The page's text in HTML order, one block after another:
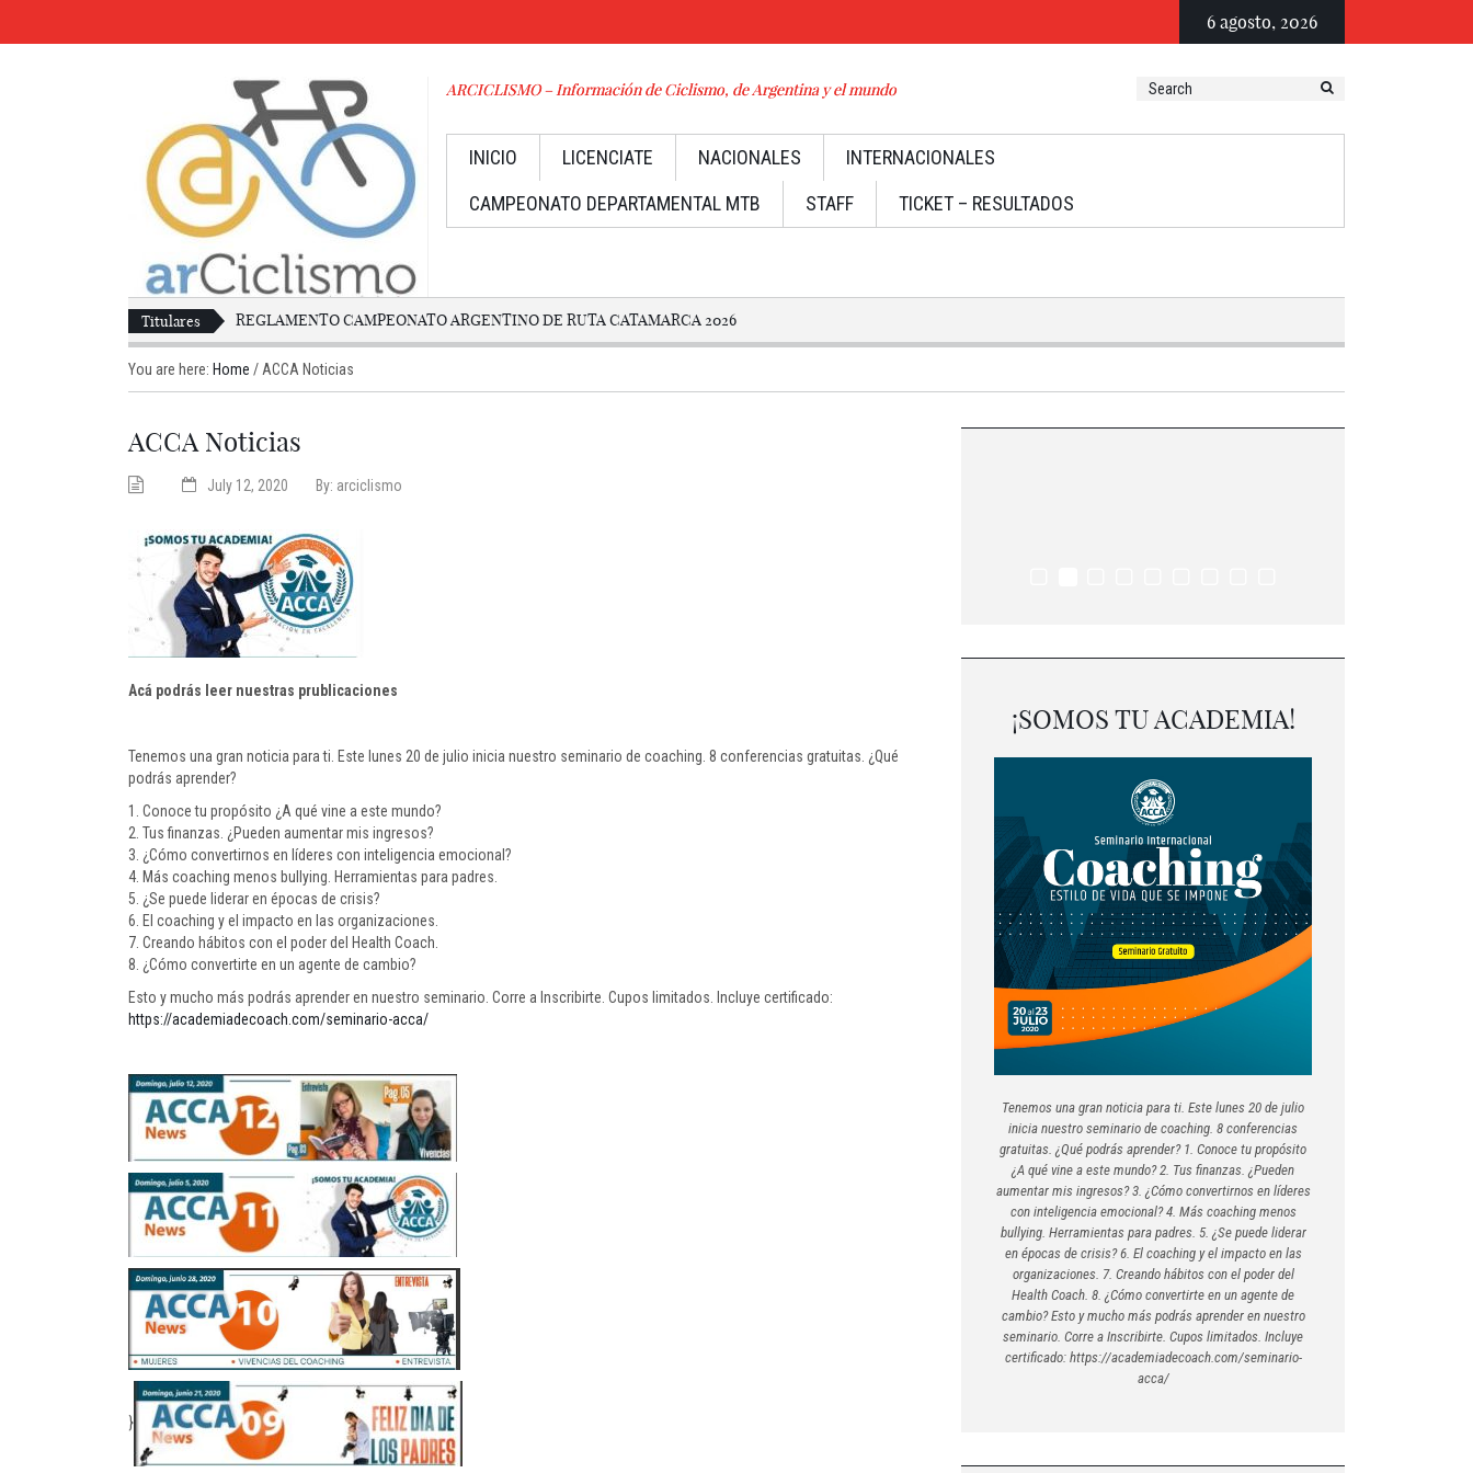
6 agosto, 2026
ARCICLISMO – Información de Ciclismo, de Argentina y el mundo
INICIO LICENCIATE NACIONALES
INTERNACIONALES
CAMPEONATO DEPARTAMENTAL MTB
STAFF TICKET – RESULTADOS
Titulares REGLAMENTO CAMPEONATO ARGENTINO DE RUTA CATAMARCA 2026
You are here: Home / ACCA Noticias
ACCA Noticias
July 12, 2020 By: arciclismo
Acá podrás leer nuestras prublicaciones
Tenemos una gran noticia para ti. Este lunes 20 de julio inicia nuestro seminario de coaching. 8 conferencias gratuitas. ¿Qué
podrás aprender?
1. Conoce tu propósito ¿A qué vine a este mundo?
2. Tus finanzas. ¿Pueden aumentar mis ingresos?
3. ¿Cómo convertirnos en líderes con inteligencia emocional?
4. Más coaching menos bullying. Herramientas para padres.
5. ¿Se puede liderar en épocas de crisis?
6. El coaching y el impacto en las organizaciones.
7. Creando hábitos con el poder del Health Coach.
8. ¿Cómo convertirte en un agente de cambio?
Esto y mucho más podrás aprender en nuestro seminario. Corre a Inscribirte. Cupos limitados. Incluye certificado:
https://academiadecoach.com/seminario-acca/
}
¡SOMOS TU ACADEMIA!
Tenemos una gran noticia para ti. Este lunes 20 de julio
inicia nuestro seminario de coaching. 8 conferencias
gratuitas. ¿Qué podrás aprender? 1. Conoce tu propósito
¿A qué vine a este mundo? 2. Tus finanzas. ¿Pueden
aumentar mis ingresos? 3. ¿Cómo convertirnos en líderes
con inteligencia emocional? 4. Más coaching menos
bullying. Herramientas para padres. 5. ¿Se puede liderar
en épocas de crisis? 6. El coaching y el impacto en las
organizaciones. 7. Creando hábitos con el poder del
Health Coach. 8. ¿Cómo convertirte en un agente de
cambio? Esto y mucho más podrás aprender en nuestro
seminario. Corre a Inscribirte. Cupos limitados. Incluye
certificado: https://academiadecoach.com/seminario-
acca/